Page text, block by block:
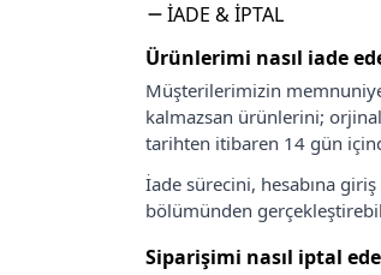
İADE & İPTAL
Ürünlerimi nasıl iade
Müşterilerimizin
kalmazsan ürünlerini; orjinal
tarihten itibaren 14 gün
İade sürecini, hesabına
bölümünden
Siparişimi nasıl iptal